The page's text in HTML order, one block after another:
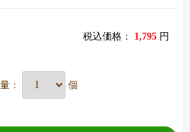
税込価格： 1,795 円
： 個